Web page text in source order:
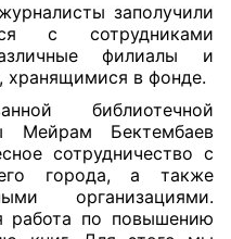
заполучили
с сотрудниками
филиалы и
хранящимися в фонде.
библиотечной
Мейрам Бектембаев
сотрудничество с
города, а также
организациями.
работа по повышению